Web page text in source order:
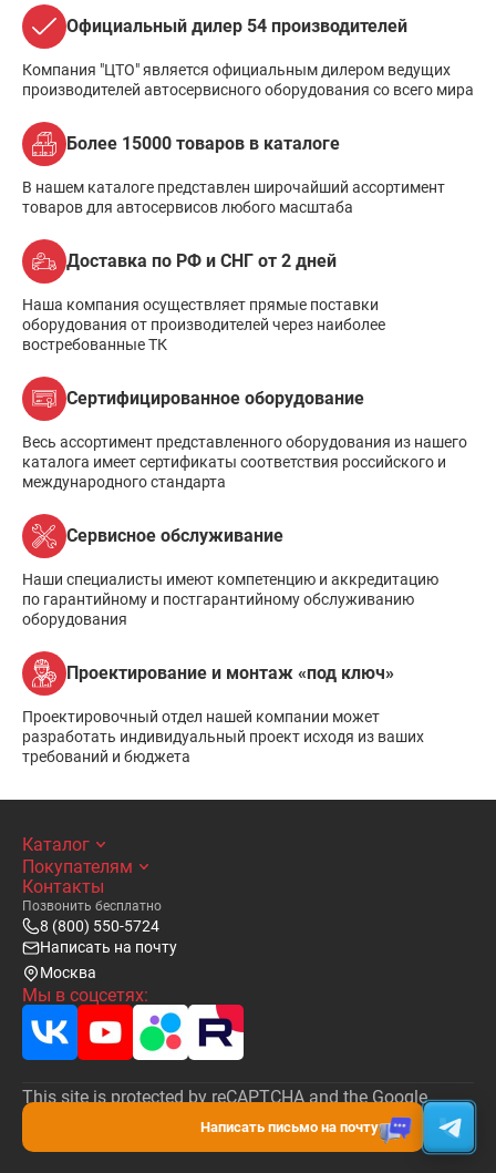
Официальный дилер 54 производителей
Компания "ЦТО" является официальным дилером ведущих
производителей автосервисного оборудования со всего мира
Более 15000 товаров в каталоге
В нашем каталоге представлен широчайший ассортимент
товаров для автосервисов любого масштаба
Доставка по РФ и СНГ от 2 дней
Наша компания осуществляет прямые поставки
оборудования от производителей через наиболее
востребованные ТК
Сертифицированное оборудование
Весь ассортимент представленного оборудования из нашего
каталога имеет сертификаты соответствия российского и
международного стандарта
Сервисное обслуживание
Наши специалисты имеют компетенцию и аккредитацию
по гарантийному и постгарантийному обслуживанию
оборудования
Проектирование и монтаж «под ключ»
Проектировочный отдел нашей компании может
разработать индивидуальный проект исходя из ваших
требований и бюджета
Каталог
Покупателям
Контакты
Позвонить бесплатно
8 (800) 550-5724
Написать на почту
Москва
Мы в соцсетях:
This site is protected by reCAPTCHA and the Google
Terms of Serviceapply.
Написать письмо на почту